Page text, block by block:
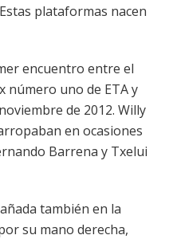
plataformas nacen
encuentro entre el
número uno de ETA y
de 2012. Willy
en ocasiones
Barrena y Txelui
también en la
su mano derecha,